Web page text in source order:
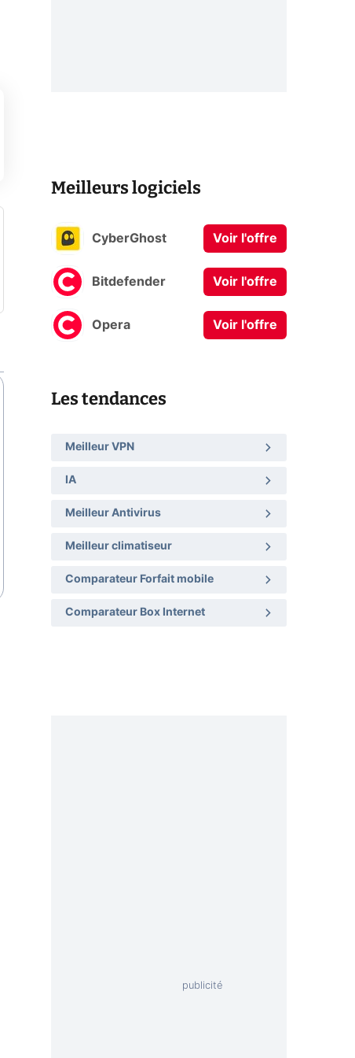
Meilleurs logiciels
CyberGhost Voir l'offre
Bitdefender Voir l'offre
Opera Voir l'offre
Les tendances
Meilleur VPN
IA
Meilleur Antivirus
Meilleur climatiseur
Comparateur Forfait mobile
Comparateur Box Internet